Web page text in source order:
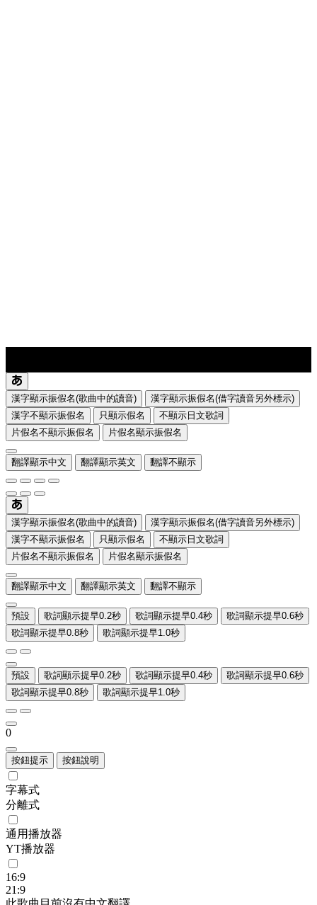
漢字顯示振假名(歌曲中的讀音)
漢字顯示振假名(借字讀音另外標示)
漢字不顯示振假名
只顯示假名
不顯示日文歌詞
片假名不顯示振假名
片假名顯示振假名
翻譯顯示中文 翻譯顯示英文 翻譯不顯示
漢字顯示振假名(歌曲中的讀音)
漢字顯示振假名(借字讀音另外標示)
漢字不顯示振假名
只顯示假名
不顯示日文歌詞
片假名不顯示振假名
片假名顯示振假名
翻譯顯示中文 翻譯顯示英文 翻譯不顯示
預設 歌詞顯示提早0.2秒 歌詞顯示提早0.4秒
歌詞顯示提早0.6秒
歌詞顯示提早0.8秒
歌詞顯示提早1.0秒
預設 歌詞顯示提早0.2秒 歌詞顯示提早0.4秒
歌詞顯示提早0.6秒
歌詞顯示提早0.8秒
歌詞顯示提早1.0秒
0
按鈕提示 按鈕說明
字幕式
分離式
通用播放器
YT播放器
16:9
21:9